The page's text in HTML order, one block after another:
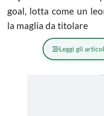
goal, lotta come un
la maglia da titolare
Leggi gli